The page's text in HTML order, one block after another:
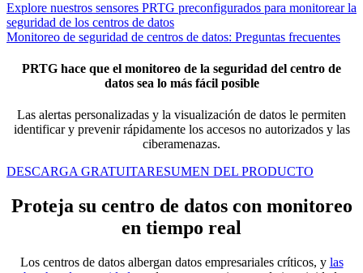
Explore nuestros sensores PRTG preconfigurados para monitorear la
seguridad de los centros de datos
Monitoreo de seguridad de centros de datos: Preguntas frecuentes
PRTG hace que el monitoreo de la seguridad del centro de
datos sea lo más fácil posible
Las alertas personalizadas y la visualización de datos le permiten
identificar y prevenir rápidamente los accesos no autorizados y las
ciberamenazas.
DESCARGA GRATUITARESUMEN DEL PRODUCTO
Proteja su centro de datos con monitoreo
en tiempo real
Los centros de datos albergan datos empresariales críticos, y las